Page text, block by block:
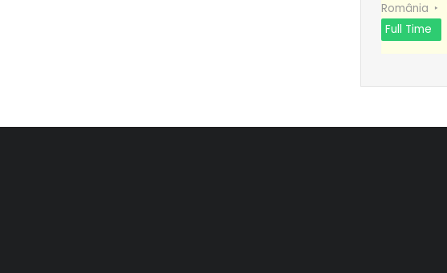
România
Full Time